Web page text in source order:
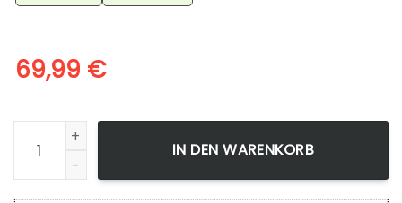
69,99 €
Brutalanda-Pokmon-Salamence-Pokemon-5-Teppich-
IN DEN WARENKORB